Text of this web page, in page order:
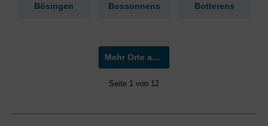
Bösingen Bossonnens Botterens
Mehr Orte anzeigen »
Seite 1 von 12